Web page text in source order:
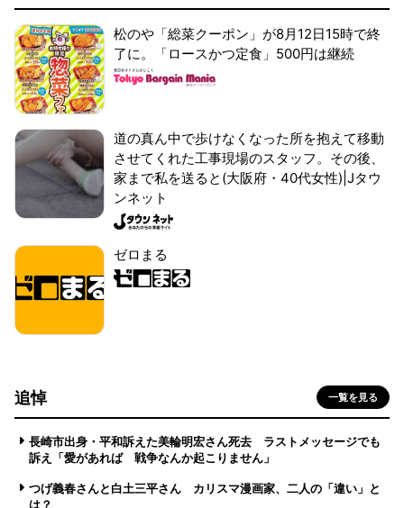
松のや「総菜クーポン」が8月12日15時で終
了に。「ロースかつ定食」500円は継続
道の真ん中で歩けなくなった所を抱えて移動
させてくれた工事現場のスタッフ。その後、
家まで私を送ると(大阪府・40代女性)|Jタウ
ンネット
ゼロまる
追悼 一覧を見る
長崎市出身・平和訴えた美輪明宏さん死去 ラストメッセージでも
訴え「愛があれば 戦争なんか起こりません」
つげ義春さんと白土三平さん カリスマ漫画家、二人の「違い」と
は？